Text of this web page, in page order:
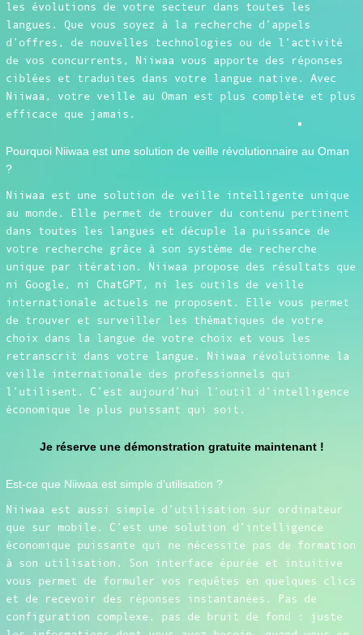
les évolutions de votre secteur dans toutes les
langues. Que vous soyez à la recherche d’appels
d’offres, de nouvelles technologies ou de l’activité
de vos concurrents, Niiwaa vous apporte des réponses
ciblées et traduites dans votre langue native. Avec
Niiwaa, votre veille au Oman est plus complète et plus
efficace que jamais.
Pourquoi Niiwaa est une solution de veille révolutionnaire au Oman
?
Niiwaa est une solution de veille intelligente unique
au monde. Elle permet de trouver du contenu pertinent
dans toutes les langues et décuple la puissance de
votre recherche grâce à son système de recherche
unique par itération. Niiwaa propose des résultats que
ni Google, ni ChatGPT, ni les outils de veille
internationale actuels ne proposent. Elle vous permet
de trouver et surveiller les thématiques de votre
choix dans la langue de votre choix et vous les
retranscrit dans votre langue. Niiwaa révolutionne la
veille internationale des professionnels qui
l’utilisent. C’est aujourd’hui l’outil d’intelligence
économique le plus puissant qui soit.
Je réserve une démonstration gratuite maintenant !
Est-ce que Niiwaa est simple d’utilisation ?
Niiwaa est aussi simple d’utilisation sur ordinateur
que sur mobile. C’est une solution d’intelligence
économique puissante qui ne nécessite pas de formation
à son utilisation. Son interface épurée et intuitive
vous permet de formuler vos requêtes en quelques clics
et de recevoir des réponses instantanées. Pas de
configuration complexe, pas de bruit de fond : juste